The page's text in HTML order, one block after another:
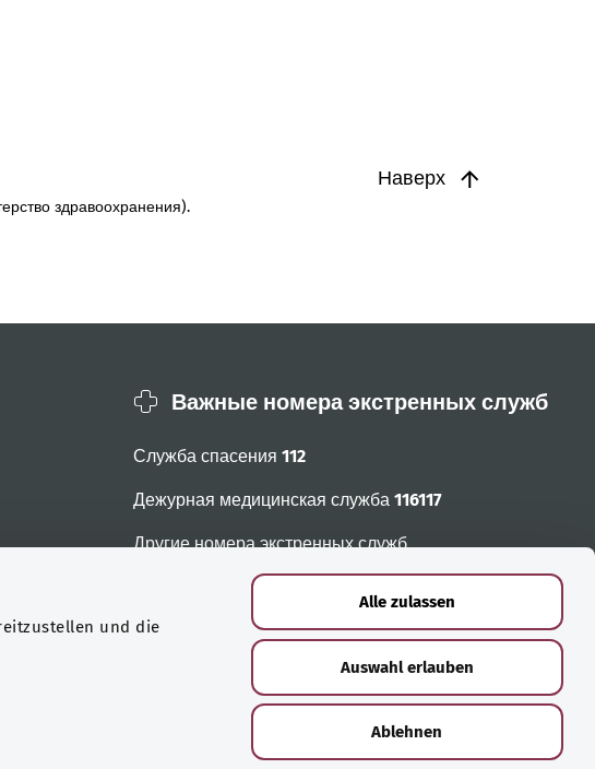
und die
Alle zulassen
Auswahl erlauben
Ablehnen
Наверх
здравоохранения).
Важные номера экстренных служб
Служба спасения 112
Дежурная медицинская служба 116117
Другие номера экстренных служб